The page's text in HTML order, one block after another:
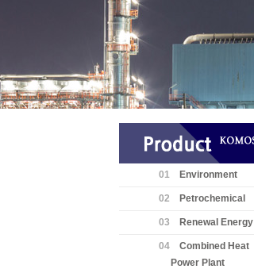
01 Environment
02 Petrochemical
03 Renewal Energy
04
Combined Heat
Power Plant